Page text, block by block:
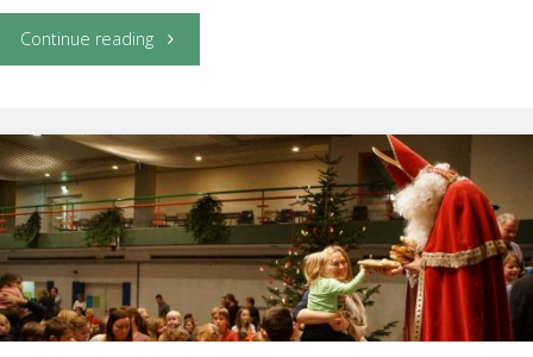
Continue reading"Bericht
FSJ
beim
TuS
im
General-